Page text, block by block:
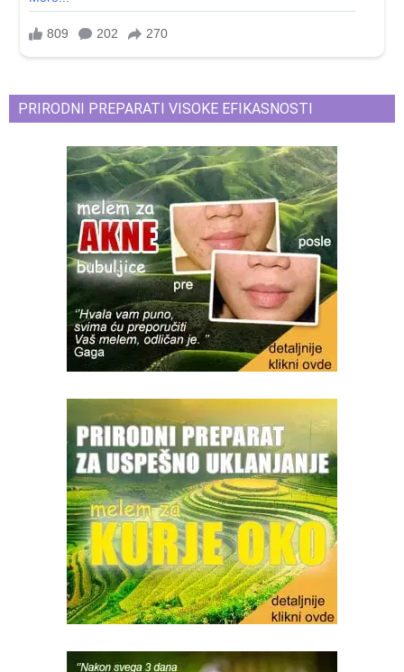
PRIRODNI PREPARATI VISOKE EFIKASNOSTI